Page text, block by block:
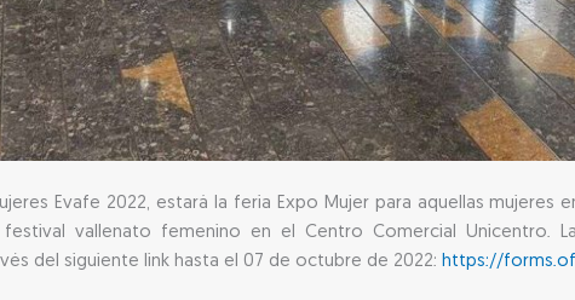
Evafe 2022, estará la feria Expo Mujer para aquellas mujeres
vallenato femenino en el Centro Comercial Unicentro.
del siguiente link hasta el 07 de octubre de 2022:https://